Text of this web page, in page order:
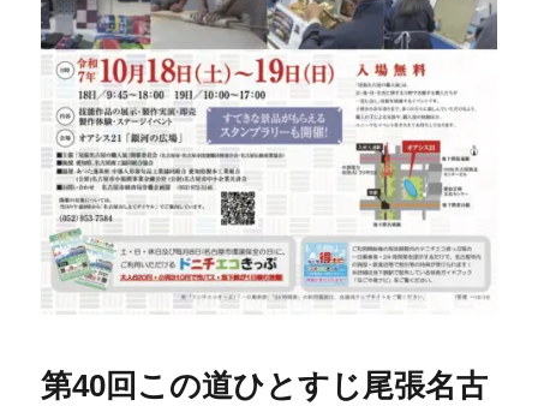
第40回この道ひとすじ尾張名古